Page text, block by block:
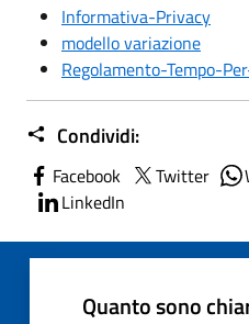
Informativa-Privacy
modello variazione
Regolamento-Tempo-
Condividi:
Facebook Twitter
LinkedIn
Quanto sono